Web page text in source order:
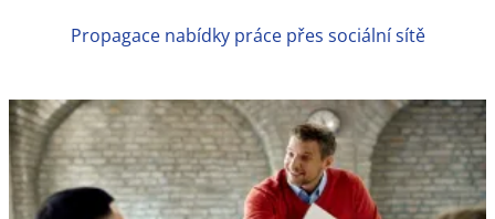
Propagace nabídky práce přes sociální sítě